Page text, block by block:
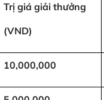
Trị giá giải thưởng
(VND)
10,000,000